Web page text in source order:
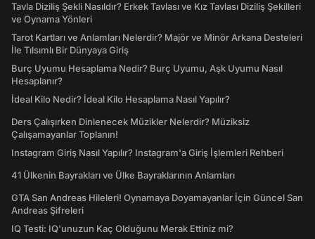
Tavla Diziliş Şekli Nasıldır? Erkek Tavlası ve Kız Tavlası Diziliş Şekilleri
ve Oynama Yönleri
Tarot Kartları ve Anlamları Nelerdir? Majör ve Minör Arkana Desteleri
İle Tılsımlı Bir Dünyaya Giriş
Burç Uyumu Hesaplama Nedir? Burç Uyumu, Aşk Uyumu Nasıl
Hesaplanır?
İdeal Kilo Nedir? İdeal Kilo Hesaplama Nasıl Yapılır?
Ders Çalışırken Dinlenecek Müzikler Nelerdir? Müziksiz
Çalışamayanlar Toplanın!
Instagram Giriş Nasıl Yapılır? Instagram'a Giriş İşlemleri Rehberi
41 Ülkenin Bayrakları ve Ülke Bayraklarının Anlamları
GTA San Andreas Hileleri! Oynamaya Doyamayanlar İçin Güncel San
Andreas Şifreleri
IQ Testi: IQ'unuzun Kaç Olduğunu Merak Ettiniz mi?